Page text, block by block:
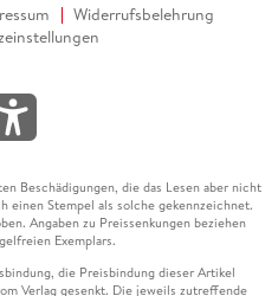
Widerrufsbelehrung
Beschädigungen, die das Lesen aber nicht
einen Stempel als solche gekennzeichnet.
Angaben zu Preissenkungen beziehen
Exemplars.
die Preisbindung dieser Artikel
Verlag gesenkt. Die jeweils zutreffende